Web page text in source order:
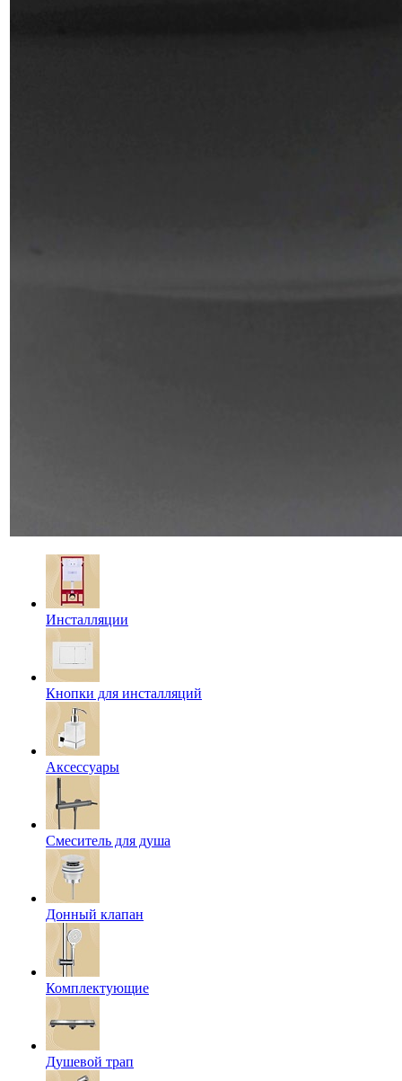
Инсталляции
Кнопки для инсталляций
Аксессуары
Смеситель для душа
Донный клапан
Комплектующие
Душевой трап